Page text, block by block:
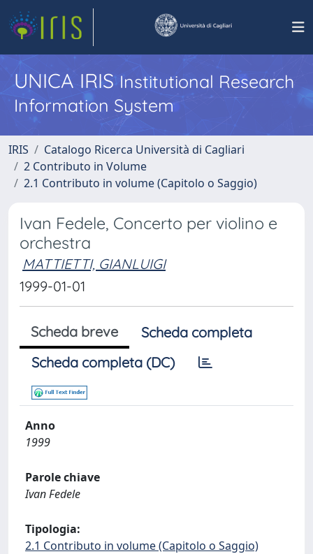
UNICA IRISInstitutional Research
Information System
IRIS
Catalogo Ricerca Università di Cagliari
2 Contributo in Volume
2.1 Contributo in volume (Capitolo o Saggio)
Ivan Fedele, Concerto per violino e
orchestra
MATTIETTI, GIANLUIGI
1999-01-01
Scheda breve
Scheda completa
Scheda completa (DC)
Anno
1999
Parole chiave
Ivan Fedele
Tipologia:
2.1 Contributo in volume (Capitolo o Saggio)